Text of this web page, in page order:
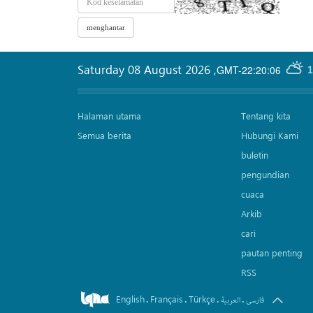
GMT-22:20:06
Saturday 08 August 2026 ,
Halaman utama
Semua berita
Tentang kita
Hubungi Kami
buletin
pengundian
cuaca
Arkib
cari
pautan penting
RSS
English. Français.Türkçe. العربیة.فارسی